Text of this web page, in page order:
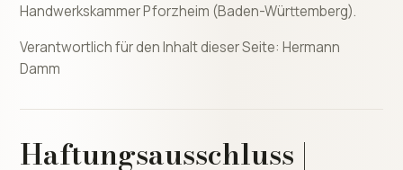
Handwerkskammer Pforzheim (Baden-Württemberg).
Verantwortlich für den Inhalt dieser Seite: Hermann
Damm
Haftungsausschluss |